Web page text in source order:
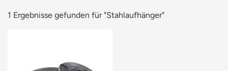
italiano
1 Ergebnisse gefunden für "Stahlaufhänger"